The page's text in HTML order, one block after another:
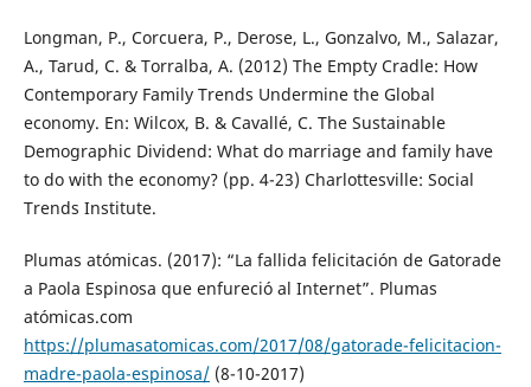
Longman, P., Corcuera, P., Derose, L., Gonzalvo, M., Salazar,
A., Tarud, C. & Torralba, A. (2012) The Empty Cradle: How
Contemporary Family Trends Undermine the Global
economy. En: Wilcox, B. & Cavallé, C. The Sustainable
Demographic Dividend: What do marriage and family have
to do with the economy? (pp. 4-23) Charlottesville: Social
Trends Institute.
Plumas atómicas. (2017): “La fallida felicitación de Gatorade
a Paola Espinosa que enfureció al Internet”. Plumas
atómicas.com
https://plumasatomicas.com/2017/08/gatorade-felicitacion-
madre-paola-espinosa/(8-10-2017)